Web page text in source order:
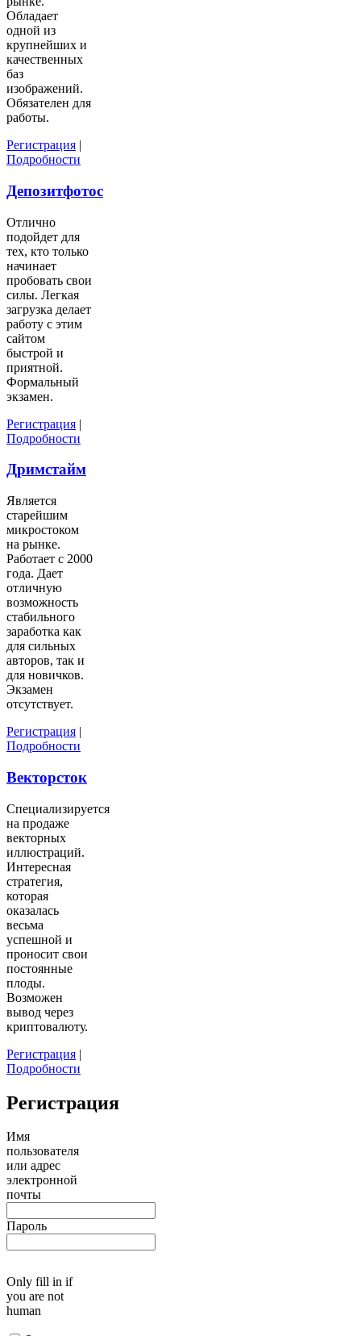
Обладает
одной из
крупнейших и
качественных
баз
изображений.
Обязателен для
работы.
Регистрация |
Подробности
Депозитфотос
Отлично
подойдет для
тех, кто только
начинает
пробовать свои
силы. Легкая
загрузка делает
работу с этим
сайтом
быстрой и
приятной.
Формальный
экзамен.
Регистрация |
Подробности
Дримстайм
Является
старейшим
микростоком
на рынке.
Работает с 2000
года. Дает
отличную
возможность
стабильного
заработка как
для сильных
авторов, так и
для новичков.
Экзамен
отсутствует.
Регистрация |
Подробности
Векторсток
Специализируется
на продаже
векторных
иллюстраций.
Интересная
стратегия,
которая
оказалась
весьма
успешной и
проносит свои
постоянные
плоды.
Возможен
вывод через
криптовалюту.
Регистрация |
Подробности
Регистрация
Имя
пользователя
или адрес
электронной
почты
Пароль
Only fill in if
you are not
human